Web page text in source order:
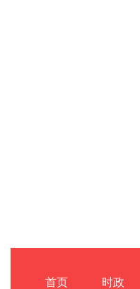
首页 时政